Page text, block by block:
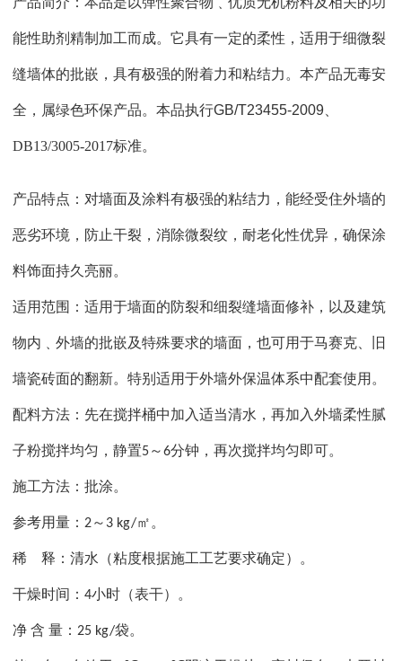
能性助剂精制加工而成。它具有一定的柔性，适用于细微裂
缝墙体的批嵌，具有极强的附着力和粘结力。本产品无毒安
全，属绿色环保产品。 本品执行GB/T23455-2009
DB13/3005-2017标准。
产品特点：对墙面及涂料有极强的粘结力，能经受住外墙的
恶劣环境，防止干裂，消除微裂纹，耐老化性优异，确保涂
料饰面持久亮丽。
适用范围：适用于墙面的防裂和细裂缝墙面修补，以及建筑
物内﹑外墙的批嵌及特殊要求的墙面，也可用于马赛克、旧
墙瓷砖面的翻新。特别适用于外墙外保温体系中配套使用。
配料方法：先在搅拌桶中加入适当清水，再加入外墙柔性腻
子粉搅拌均匀，静置5～6分钟，再次搅拌均匀即可。
施工方法：批涂。
参考用量： 2～ 3 kg/㎡。
稀 释：清水（粘度根据施工工艺要求确定）。
干燥时间： 4小时（表干）。
净 含 量： 25 kg/袋。